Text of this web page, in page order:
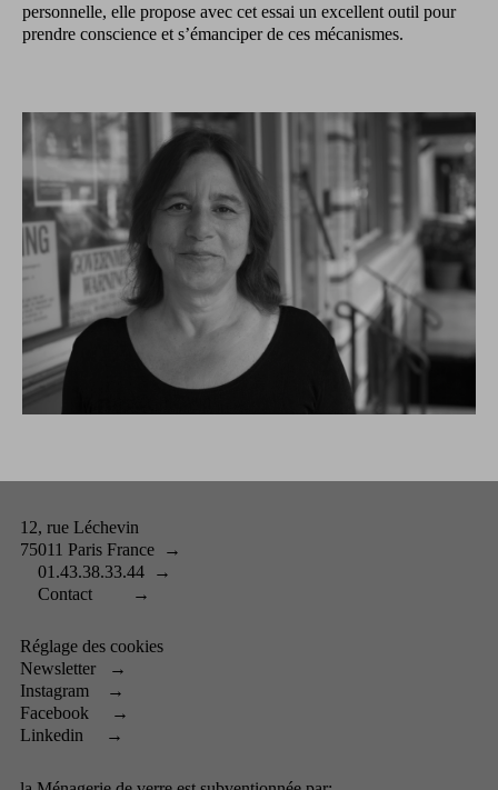
personnelle, elle propose avec cet essai un excellent outil pour
prendre conscience et s’émanciper de ces mécanismes.
12, rue Léchevin
75011 Paris France →
01.43.38.33.44 →
Contact →
Réglage des cookies
Newsletter →
Instagram →
Facebook →
Linkedin →